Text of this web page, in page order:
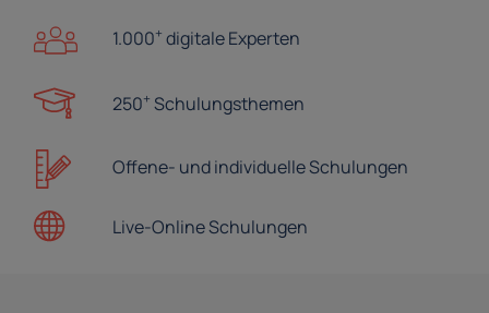
1.000+ digitale Experten
250+ Schulungsthemen
Offene- undindividuelle Schulungen
Live-OnlineSchulungen